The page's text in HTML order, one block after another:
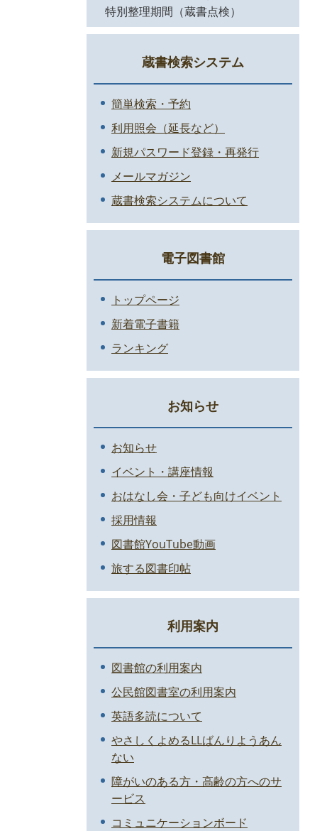
特別整理期間（蔵書点検）
蔵書検索システム
簡単検索・予約
利用照会（延長など）
新規パスワード登録・再発行
メールマガジン
蔵書検索システムについて
電子図書館
トップページ
新着電子書籍
ランキング
お知らせ
お知らせ
イベント・講座情報
おはなし会・子ども向けイベント
採用情報
図書館YouTube動画
旅する図書印帖
利用案内
図書館の利用案内
公民館図書室の利用案内
英語多読について
やさしくよめるLLばんりようあん
ない
障がいのある方・高齢の方へのサ
ービス
コミュニケーションボード